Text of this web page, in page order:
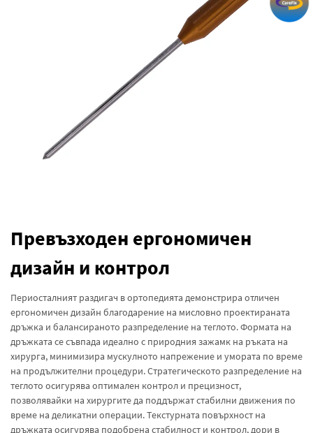
Превъзходен ергономичен
дизайн и контрол
Периосталният раздигач в ортопедията демонстрира отличен
ергономичен дизайн благодарение на мисловно проектираната
дръжка и балансираното разпределение на теглото. Формата на
дръжката се съвпада идеално с природния зажамк на ръката на
хирурга, минимизира мускулното напрежение и умората по време
на продължителни процедури. Стратегическото разпределение на
теглото осигурява оптимален контрол и прецизност,
позволявайки на хирургите да поддържат стабилни движения по
време на деликатни операции. Текстурната повърхност на
дръжката осигурява подобрена стабилност и контрол, дори в